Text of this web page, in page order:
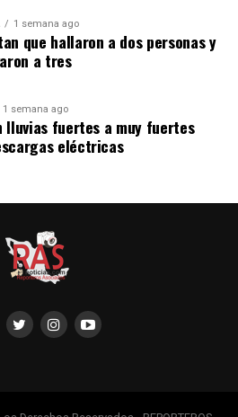
1 semana ago
que hallaron a dos personas y
a tres
1 semana ago
lluvias fuertes a muy fuertes
eléctricas